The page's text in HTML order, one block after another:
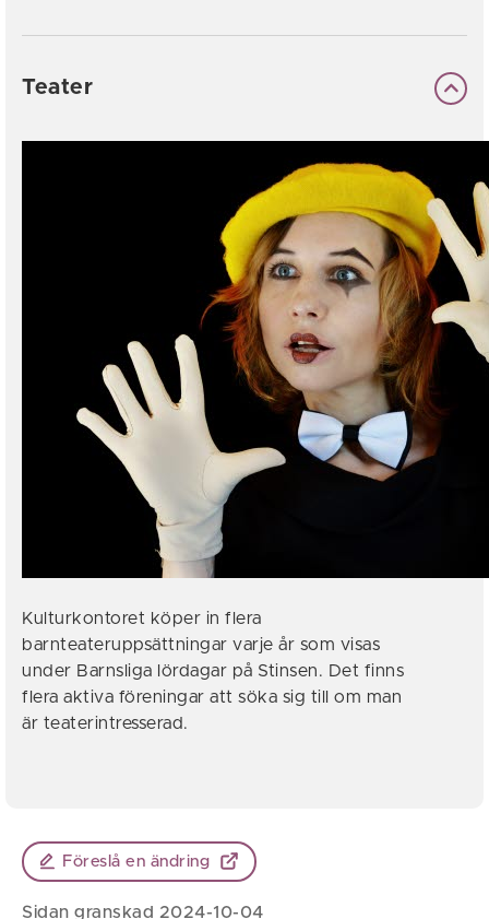
Teater
Kulturkontoret köper in flera
barnteateruppsättningar varje år som visas
under Barnsliga lördagar på Stinsen. Det finns
flera aktiva föreningar att söka sig till om man
är teaterintresserad.
Föreslå en ändring
Sidan granskad 2024-10-04